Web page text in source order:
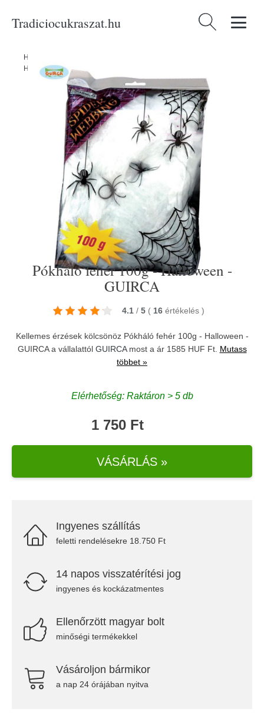
Tradiciocukraszat.hu Keresés:
Home
Halloween - GUIRCA
Pókháló fehér 100g - Halloween -
GUIRCA
4.1 / 5 ( 16 értékelés )
Kellemes érzések kölcsönöz Pókháló fehér 100g - Halloween -
GUIRCA a vállalattól GUIRCAmost a ár 1585 HUF Ft. Mutass
többet »
Elérhetőség: Raktáron > 5 db
1 750 Ft
VÁSÁRLÁS »
Ingyenes szállítás
feletti rendelésekre 18.750 Ft
14 napos visszatérítési jog
ingyenes és kockázatmentes
Ellenőrzött magyar bolt
minőségi termékekkel
Vásároljon bármikor
a nap 24 órájában nyitva